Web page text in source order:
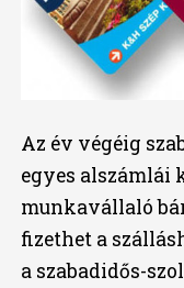
Az év végéig
egyes
munkavállaló
fizethet a
a szabadidős-